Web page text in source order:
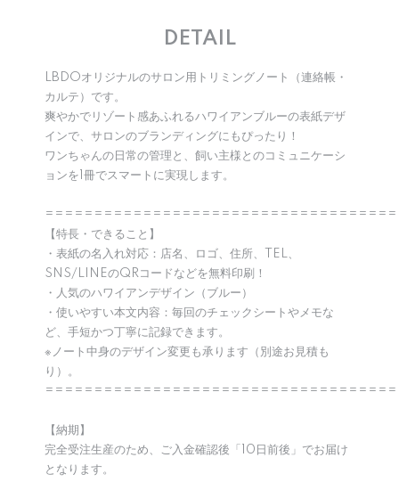
DETAIL
LBDOオリジナルのサロン用トリミングノート（連絡帳・
カルテ）です。
爽やかでリゾート感あふれるハワイアンブルーの表紙デザ
インで、サロンのブランディングにもぴったり！
ワンちゃんの日常の管理と、飼い主様とのコミュニケーシ
ョンを1冊でスマートに実現します。
【特長・できること】
・表紙の名入れ対応：店名、ロゴ、住所、TEL、
SNS/LINEのQRコードなどを無料印刷！
・人気のハワイアンデザイン（ブルー）
・使いやすい本文内容：毎回のチェックシートやメモな
ど、手短かつ丁寧に記録できます。
※ノート中身のデザイン変更も承ります（別途お見積も
り）。
【納期】
完全受注生産のため、ご入金確認後「10日前後」でお届け
となります。